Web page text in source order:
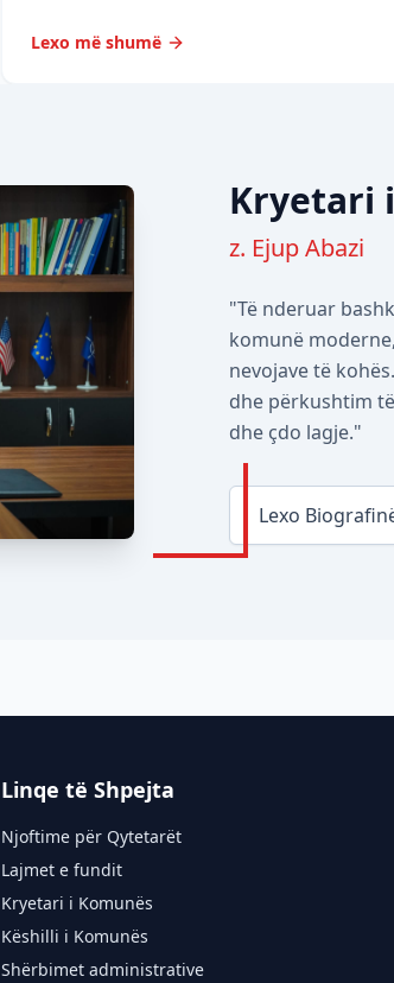
Lexo më shumë
Kryetari
z. Ejup Abazi
"Të nderuar
komunë
nevojave të
dhe përkushtim
dhe çdo lagje."
Lexo
Linqe të Shpejta
Njoftime për Qytetarët
Lajmet e fundit
Kryetari i Komunës
Këshilli i Komunës
Shërbimet administrative